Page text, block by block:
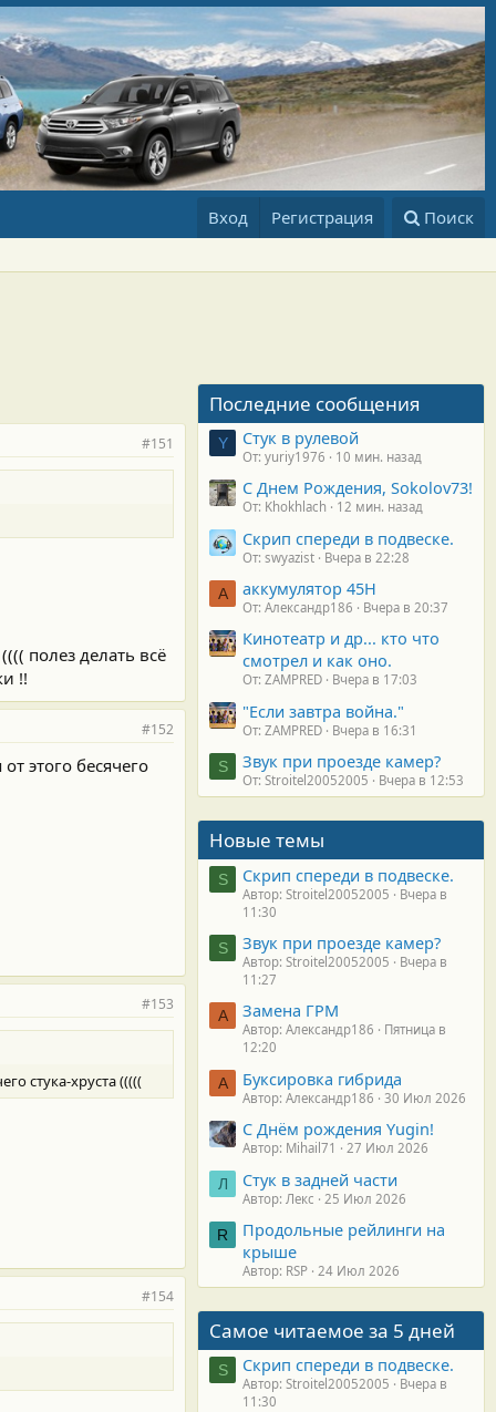
Вход Регистрация Поиск
#151
полез делать всё
!!
#152
этого бесячего
#153
стука-хруста (((((
#154
Последние сообщения
Y Стук в рулевой
От: yuriy1976 10 мин. назад
С Днем Рождения, Sokolov73!
От: Khokhlach 12 мин. назад
Скрип спереди в подвеске.
От: swyazist Вчера в 22:28
А аккумулятор 45H
От: Александр186 Вчера в 20:37
Кинотеатр и др... кто что
смотрел и как оно.
От: ZAMPRED Вчера в 17:03
"Если завтра война."
От: ZAMPRED Вчера в 16:31
S Звук при проезде камер?
От: Stroitel20052005 Вчера в 12:53
Новые темы
S Скрип спереди в подвеске.
Автор: Stroitel20052005
Вчера в
11:30
S Звук при проезде камер?
Автор: Stroitel20052005
Вчера в
11:27
А Замена ГРМ
Автор: Александр186
Пятница в
12:20
А Буксировка гибрида
Автор: Александр186 30 Июл 2026
С Днём рождения Yugin!
Автор: Mihail71 27 Июл 2026
Л Стук в задней части
Автор: Лекс 25 Июл 2026
R
Продольные рейлинги на
крыше
Автор: RSP 24 Июл 2026
Самое читаемое за 5 дней
S Скрип спереди в подвеске.
Автор: Stroitel20052005
Вчера в
11:30